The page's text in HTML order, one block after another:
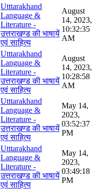
Utttarakhand
Language &
Literature -
उत्तराखण्ड की भाषायें
एवं साहित्य
August
14, 2023,
10:32:35
AM
Utttarakhand
Language &
Literature -
उत्तराखण्ड की भाषायें
एवं साहित्य
August
14, 2023,
10:28:58
AM
Utttarakhand
Language &
Literature -
उत्तराखण्ड की भाषायें
एवं साहित्य
May 14,
2023,
03:52:37
PM
Utttarakhand
Language &
Literature -
उत्तराखण्ड की भाषायें
एवं साहित्य
May 14,
2023,
03:49:18
PM